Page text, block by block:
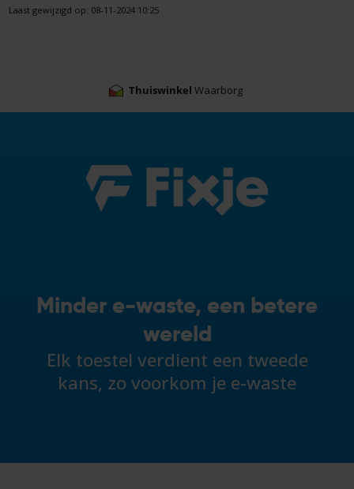
Laast gewijzigd op: 08-11-2024 10:25
Thuiswinkel Waarborg
Minder e-waste, een betere
wereld
Elk toestel verdient een tweede
kans, zo voorkom je e-waste